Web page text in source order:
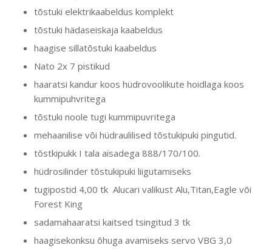
tõstuki elektrikaabeldus komplekt
tõstuki hädaseiskaja kaabeldus
haagise sillatõstuki kaabeldus
Nato 2x 7 pistikud
haaratsi kandur koos hüdrovoolikute hoidlaga koos
kummipuhvritega
tõstuki noole tugi kummipuvritega
mehaanilise või hüdraulilised tõstukipuki pingutid.
tõstkipukk I tala aisadega 888/170/100.
hüdrosilinder tõstukipuki liigutamiseks
tugipostid 4,00 tk Alucari valikust Alu,Titan,Eagle või
Forest King
sadamahaaratsi kaitsed tsingitud 3 tk
haagisekonksu õhuga avamiseks servo VBG 3,0